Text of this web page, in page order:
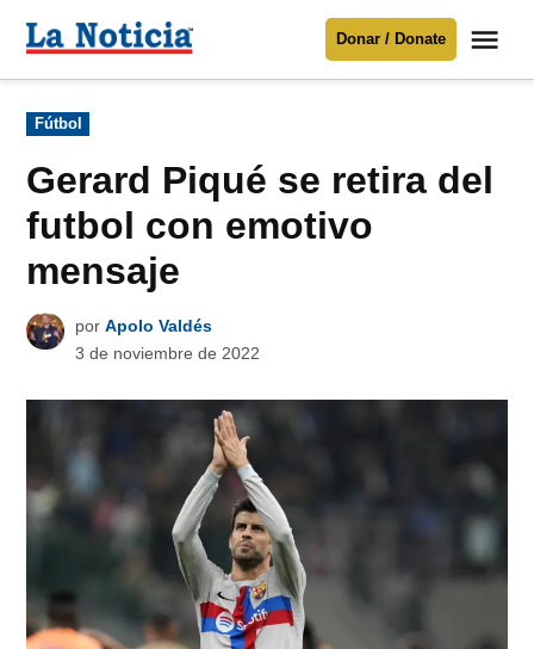
Para mantenerte informado necesitamos
Donar
contenido
Noticia
Donar / Donate
Publicado
en
Fútbol
Gerard Piqué se retira del
futbol con emotivo
mensaje
por Apolo Valdés
3 de noviembre de 2022